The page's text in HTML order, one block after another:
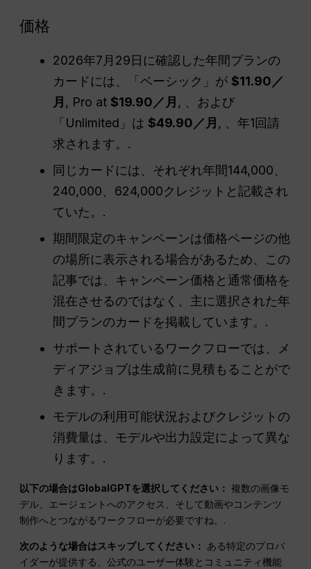
価格
2026年7月29日に確認した年間プランの
カードには、「ベーシック」が$11.90／
月 , Pro at$19.90／月 , 、および
「Unlimited」は$49.90／月 , 、年1回請
求されます。.
同じカードには、それぞれ年間144,000、
240,000、624,000クレジットと記載され
ていた。.
期間限定のキャンペーンは価格ページの他
の場所に表示される場合があるため、この
記事では、キャンペーン価格と通常価格を
混在させるのではなく、主に選択された年
間プランのカードを掲載しています。.
サポートされているワークフローでは、メ
ディアジョブは生成前に見積もることがで
きます。.
モデルの利用可能状況およびクレジットの
消費量は、モデルや出力設定によって異な
ります。.
以下の場合はGlobalGPTを選択してください： 複数の画像モ
デル、エージェントへのアクセス、そして動画やコンテンツ
制作へとつながるワークフローが必要ですね。.
次のような場合はスキップしてください： ある特定のプロバ
イダーが提供する、公式のユーザー体験とコミュニティ機能